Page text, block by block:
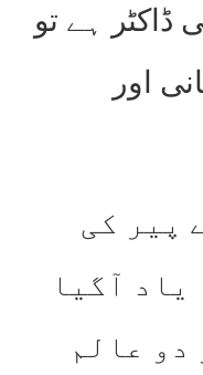
ڈاکٹر ہے تو
اور
پیر کی
یاد آگیا
دو عالم